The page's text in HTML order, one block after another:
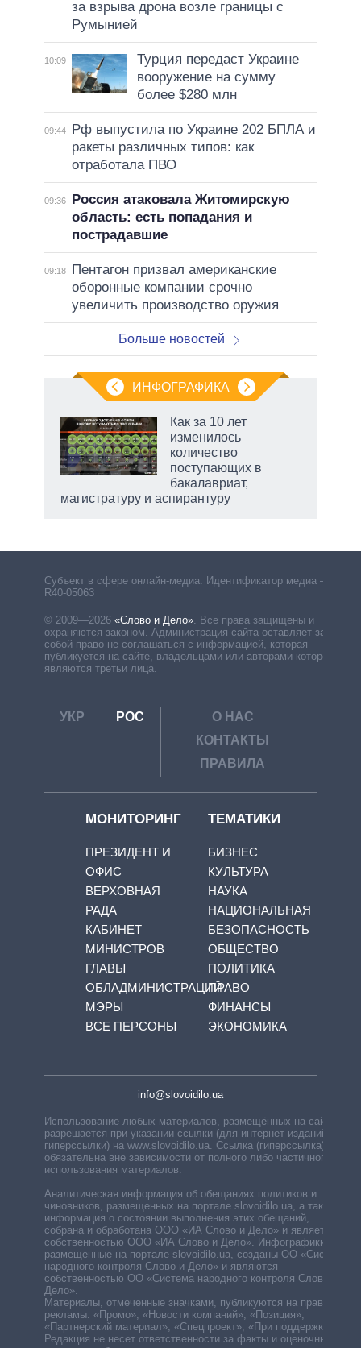
за взрыва дрона возле границы с
Румынией
10:09
Турция передаст Украине
вооружение на сумму
более $280 млн
09:44
Рф выпустила по Украине 202 БПЛА и
ракеты различных типов: как
отработала ПВО
09:36
Россия атаковала Житомирскую
область: есть попадания и
пострадавшие
09:18
Пентагон призвал американские
оборонные компании срочно
увеличить производство оружия
Больше новостей
ИНФОГРАФИКА
Как за 10 лет
изменилось
количество
поступающих в
бакалавриат,
магистратуру и аспирантуру
Субъект в сфере онлайн-медиа. Идентификатор медиа –
R40-05063
© 2009—2026 «Слово и Дело». Все права защищены и
охраняются законом. Администрация сайта оставляет за
собой право не соглашаться с информацией, которая
публикуется на сайте, владельцами или авторами которой
являются третьи лица.
УКР РОС
О НАС
КОНТАКТЫ
ПРАВИЛА
МОНИТОРИНГ
ПРЕЗИДЕНТ И
ОФИС
ВЕРХОВНАЯ
РАДА
КАБИНЕТ
МИНИСТРОВ
ГЛАВЫ
ОБЛАДМИНИСТРАЦИЙ
МЭРЫ
ВСЕ ПЕРСОНЫ
ТЕМАТИКИ
БИЗНЕС
КУЛЬТУРА
НАУКА
НАЦИОНАЛЬНАЯ
БЕЗОПАСНОСТЬ
ОБЩЕСТВО
ПОЛИТИКА
ПРАВО
ФИНАНСЫ
ЭКОНОМИКА
info@slovoidilo.ua
Использование любых материалов, размещённых на сайте,
разрешается при указании ссылки (для интернет-изданий —
гиперссылки) на www.slovoidilo.ua. Ссылка (гиперссылка)
обязательна вне зависимости от полного либо частичного
использования материалов.
Аналитическая информация об обещаниях политиков и
чиновников, размещенных на портале slovoidilo.ua, а также
информация о состоянии выполнения этих обещаний,
собрана и обработана ООО «ИА Слово и Дело» и является
собственностью ООО «ИА Слово и Дело». Инфографики,
размещенные на портале slovoidilo.ua, созданы ОО «Система
народного контроля Слово и Дело» и являются
собственностью ОО «Система народного контроля Слово и
Дело».
Материалы, отмеченные значками, публикуются на правах
рекламы: «Промо», «Новости компаний», «Позиция»,
«Партнерский материал», «Спецпроект», «При поддержке».
Редакция не несет ответственности за факты и оценочные